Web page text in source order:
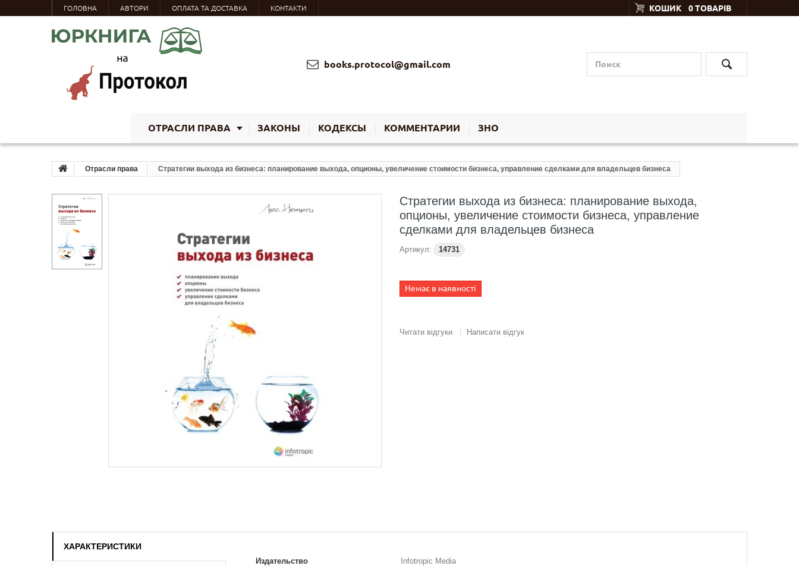
ГОЛОВНА АВТОРИ ОПЛАТА ТА ДОСТАВКА КОНТАКТИ КОШИК 0 ТОВАРІВ
books.protocol@gmail.com
ОТРАСЛИ ПРАВА ЗАКОНЫ КОДЕКСЫ КОММЕНТАРИИ ЗНО
Отрасли права Стратегии выхода из бизнеса: планирование выхода, опционы, увеличение стоимости бизнеса, управление сделками для владельцев бизнеса
Стратегии выхода из бизнеса: планирование выхода,
опционы, увеличение стоимости бизнеса, управление
сделками для владельцев бизнеса
Артикул: 14731
Немає в наявності
Читати відгуки Написати відгук
ХАРАКТЕРИСТИКИ
Издательство Infotropic Media